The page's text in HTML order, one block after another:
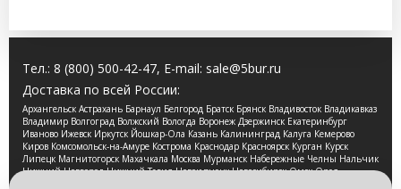
Тел.: 8 (800) 500-42-47, E-mail: sale@5bur.ru
Доставка по всей России:
Архангельск Астрахань Барнаул Белгород Братск Брянск Владивосток Владикавказ
Владимир Волгоград Волжский Вологда Воронеж Дзержинск Екатеринбург
Иваново Ижевск Иркутск Йошкар-Ола Казань Калининград Калуга Кемерово
Киров Комсомольск-на-Амуре Кострома Краснодар Красноярск Курган Курск
Липецк Магнитогорск Махачкала Москва Мурманск Набережные Челны Нальчик
Нижний Новгород Нижний Тагил Новокузнецк Новосибирск Омск Орел